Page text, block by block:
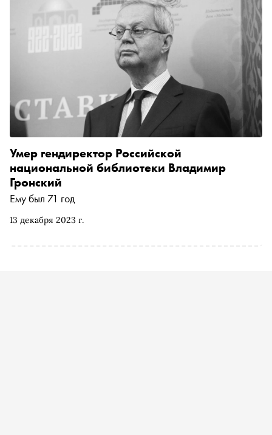
13 декабря 2023 г.
Умер гендиректор Российской
национальной библиотеки Владимир
Гронский
Ему был 71 год